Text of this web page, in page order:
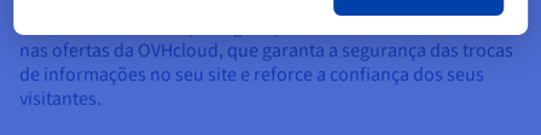
nas ofertas da OVHcloud, que garanta a segurança das trocas
de informações no seu site e reforce a confiança dos seus
visitantes.